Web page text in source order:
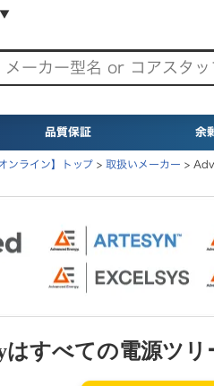
▼
品質保証 余
ンライン】トップ > 取扱いメーカー >
はすべての電源ツ